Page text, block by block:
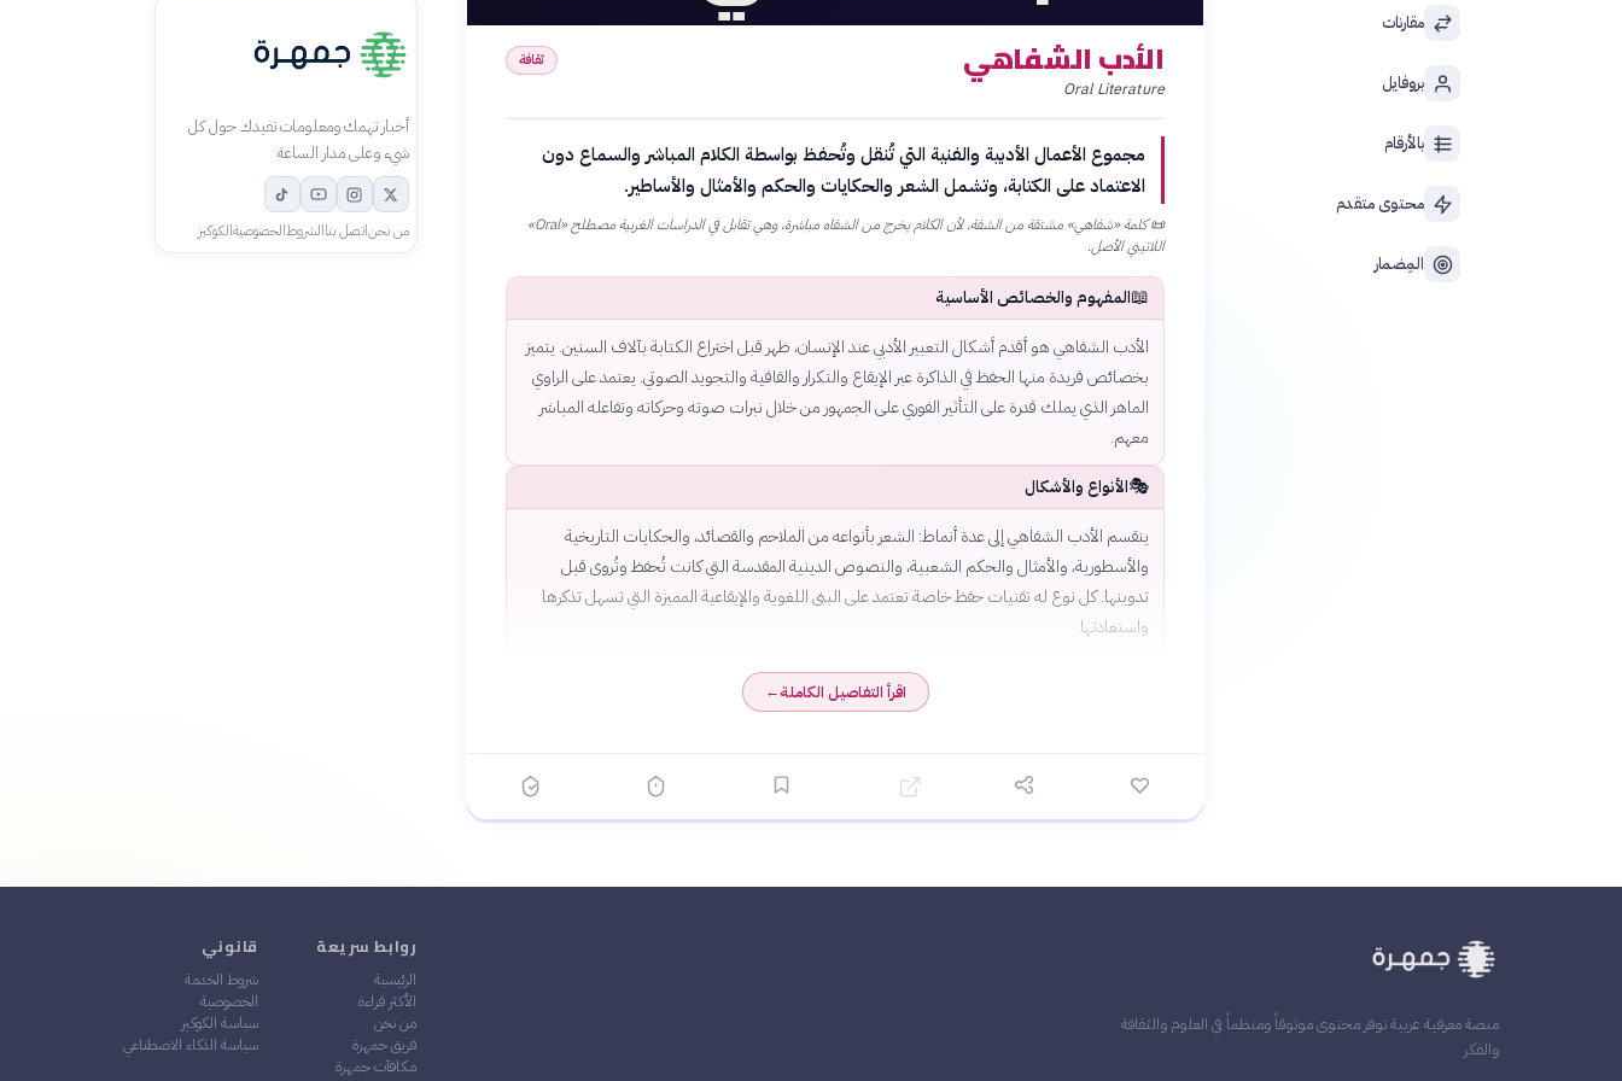
مقارنات
بروفايل
بالأرقام
محتوى متقدم
المِضمار
الأدب الشفاهي
Oral Literature
ثقافة
مجموع الأعمال الأدبية والفنية التي تُنقل وتُحفظ بواسطة الكلام المباشر والسماع دون
الاعتماد على الكتابة، وتشمل الشعر والحكايات والحكم والأمثال والأساطير.
📜
كلمة «شفاهي» مشتقة من الشفة، لأن الكلام يخرج من الشفاه مباشرة، وهي تقابل في الدراسات الغربية مصطلح «Oral»
اللاتيني الأصل.
📖المفهوم والخصائص الأساسية
الأدب الشفاهي هو أقدم أشكال التعبير الأدبي عند الإنسان، ظهر قبل اختراع الكتابة بآلاف السنين. يتميز
بخصائص فريدة منها الحفظ في الذاكرة عبر الإيقاع والتكرار والقافية والتجويد الصوتي. يعتمد على الراوي
الماهر الذي يملك قدرة على التأثير الفوري على الجمهور من خلال نبرات صوته وحركاته وتفاعله المباشر
معهم.
🎭الأنواع والأشكال
ينقسم الأدب الشفاهي إلى عدة أنماط: الشعر بأنواعه من الملاحم والقصائد، والحكايات التاريخية
والأسطورية، والأمثال والحكم الشعبية، والنصوص الدينية المقدسة التي كانت تُحفظ وتُروى قبل
تدوينها. كل نوع له تقنيات حفظ خاصة تعتمد على البنى اللغوية والإيقاعية المميزة التي تسهل تذكرها
واستعادتها.
اقرأ التفاصيل الكاملة←
أخبار تهمك ومعلومات تفيدك حول كل
شيء وعلى مدار الساعة
من نحناتصل بناالشروطالخصوصيةالكوكيز
منصة معرفية عربية توفر محتوى موثوقاً ومنظماً في العلوم والثقافة
والفكر
روابط سريعة
الرئيسية
الأكثر قراءة
من نحن
فريق جمهرة
مكافآت جمهرة
قانوني
شروط الخدمة
الخصوصية
سياسة الكوكيز
سياسة الذكاء الاصطناعي